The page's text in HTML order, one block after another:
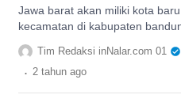
Jawa barat akan miliki kota
kecamatan di kabupaten
masuk dalam wilayahnya, simak
selengkapnya.
Tim Redaksi inNalar.com 01
. 2 tahun ago